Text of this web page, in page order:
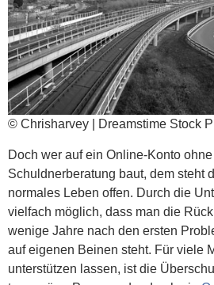
© Chrisharvey | Dreamstime Stock
Doch wer auf ein Online-Konto
Schuldnerberatung baut, dem steht
normales Leben offen. Durch die
vielfach möglich, dass man die
wenige Jahre nach den ersten
auf eigenen Beinen steht. Für viele
unterstützen lassen, ist die